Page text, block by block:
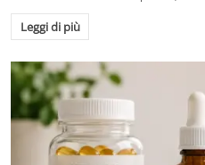
Leggi di più